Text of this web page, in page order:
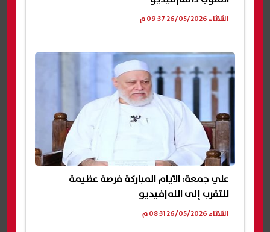
الثلاثاء 26/05/2026 09:37 م
علي جمعة: الأيام المباركة فرصة عظيمة
للتقرب إلى الله|فيديو
الثلاثاء 26/05/2026 08:31 م